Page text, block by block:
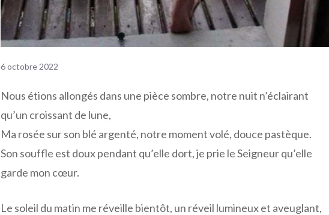
6 octobre 2022
Nous étions allongés dans une pièce sombre, notre nuit n’éclairant
qu’un croissant de lune,
Ma rosée sur son blé argenté, notre moment volé, douce pastèque.
Son souffle est doux pendant qu’elle dort, je prie le Seigneur qu’elle
garde mon cœur.
Le soleil du matin me réveille bientôt, un réveil lumineux et aveuglant,